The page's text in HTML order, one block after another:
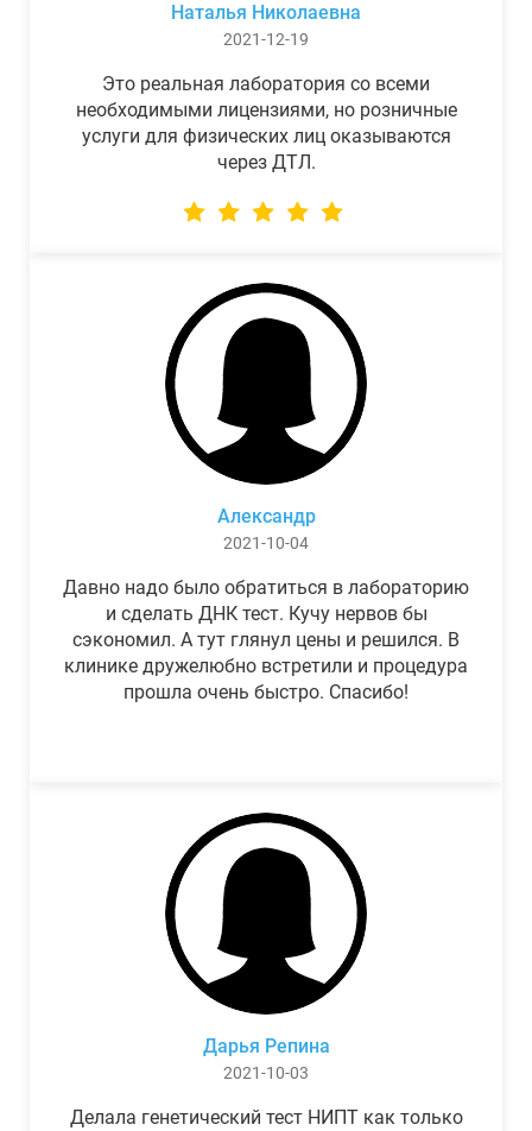
Наталья Николаевна
2021-12-19
Это реальная лаборатория со всеми
необходимыми лицензиями, но розничные
услуги для физических лиц оказываются
через ДТЛ.
Александр
2021-10-04
Давно надо было обратиться в лабораторию
и сделать ДНК тест. Кучу нервов бы
сэкономил. А тут глянул цены и решился. В
клинике дружелюбно встретили и процедура
прошла очень быстро. Спасибо!
Дарья Репина
2021-10-03
Делала генетический тест НИПТ как только